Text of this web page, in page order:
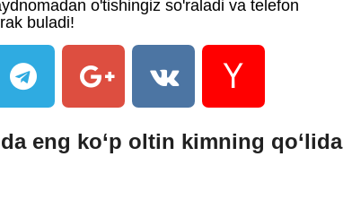
o'tishingiz so'raladi va telefon
buladi!
eng ko‘p oltin kimning qo‘lida